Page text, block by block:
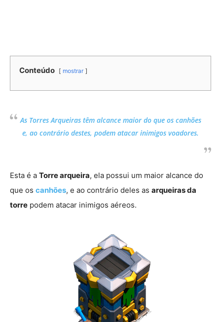
Conteúdo mostrar
As Torres Arqueiras têm alcance maior do que os canhões
e, ao contrário destes, podem atacar inimigos voadores.
Esta é a Torre arqueira, ela possui um maior alcance do
que os canhões, e ao contrário deles as arqueiras da
torre podem atacar inimigos aéreos.